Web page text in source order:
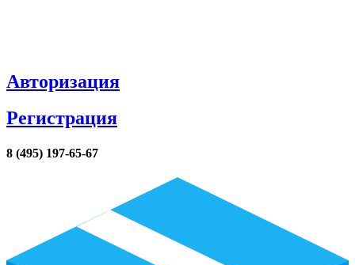
Авторизация
Регистрация
8 (495) 197-65-67